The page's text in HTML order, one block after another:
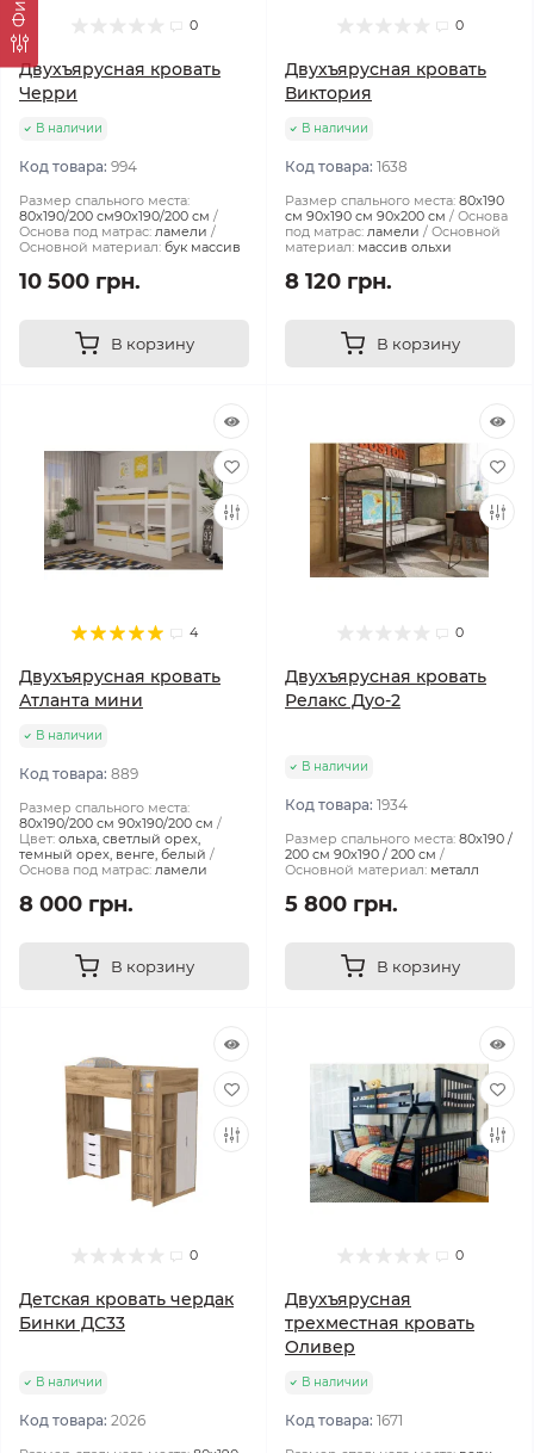
0
Двухъярусная кровать
Черри
В наличии
Код товара: 994
Размер спального места:
80х190/200 см90х190/200 см
Основа под матрас: ламели
Основной материал: бук массив
10 500 грн.
В корзину
0
Двухъярусная кровать
Виктория
В наличии
Код товара: 1638
Размер спального места: 80х190
см 90х190 см 90х200 см
Основа
под матрас: ламели
Основной
материал: массив ольхи
8 120 грн.
В корзину
4
Двухъярусная кровать
Атланта мини
В наличии
Код товара: 889
Размер спального места:
80х190/200 см 90х190/200 см
Цвет: ольха, светлый орех,
темный орех, венге, белый
Основа под матрас: ламели
8 000 грн.
В корзину
0
Двухъярусная кровать
Релакс Дуо-2
В наличии
Код товара: 1934
Размер спального места: 80х190 /
200 см 90х190 / 200 см
Основной материал: металл
5 800 грн.
В корзину
0
Детская кровать чердак
Бинки ДС33
В наличии
Код товара: 2026
0
Двухъярусная
трехместная кровать
Оливер
В наличии
Код товара: 1671